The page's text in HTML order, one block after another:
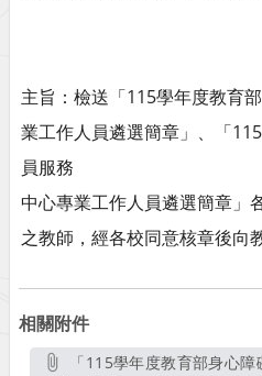
主旨：檢送「115學年度教育
業工作人員遴選簡章」、「
員服務
中心專業工作人員遴選簡章」
之教師，經各校同意核章後向
相關附件